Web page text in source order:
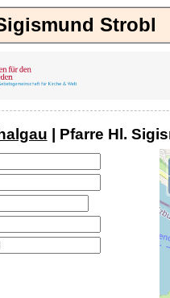
Strobl
| Pfarre Hl.